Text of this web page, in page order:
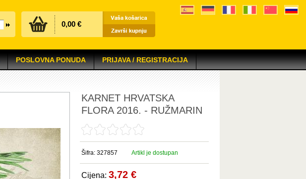
0,00 €
POSLOVNA PONUDA PRIJAVA / REGISTRACIJA
KARNET HRVATSKA
FLORA 2016. - RUŽMARIN
Šifra: 327857 Artikl je dostupan
Cijena: 3,72 €